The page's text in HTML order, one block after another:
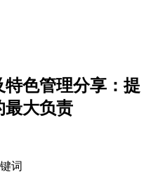
色管理分享：提
最大负责